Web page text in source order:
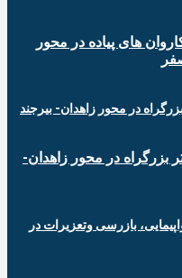
های پیاده در محور
برای ساخت ۳۶ کیلومتر بزرگراه در محور زاهدان-